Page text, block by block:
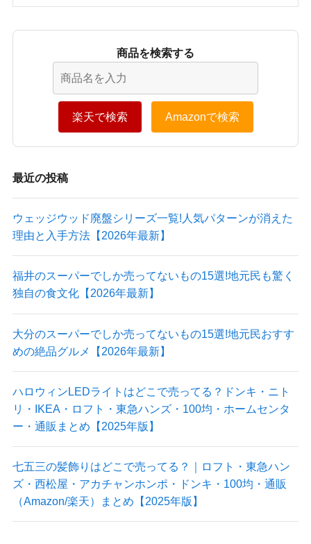
商品を検索する
楽天で検索 Amazonで検索
最近の投稿
ウェッジウッド廃盤シリーズ一覧!人気パターンが消えた
理由と入手方法【2026年最新】
福井のスーパーでしか売ってないもの15選!地元民も驚く
独自の食文化【2026年最新】
大分のスーパーでしか売ってないもの15選!地元民おすす
めの絶品グルメ【2026年最新】
ハロウィンLEDライトはどこで売ってる？ドンキ・ニト
リ・IKEA・ロフト・東急ハンズ・100均・ホームセンタ
ー・通販まとめ【2025年版】
七五三の髪飾りはどこで売ってる？｜ロフト・東急ハン
ズ・西松屋・アカチャンホンポ・ドンキ・100均・通販
（Amazon/楽天）まとめ【2025年版】